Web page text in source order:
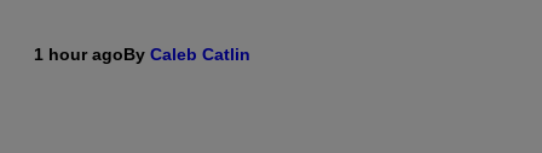
1 hour agoBy Caleb Catlin